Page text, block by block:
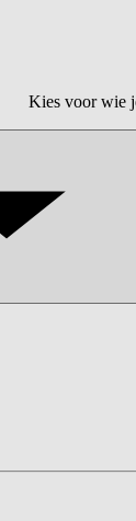
Kies voor wie